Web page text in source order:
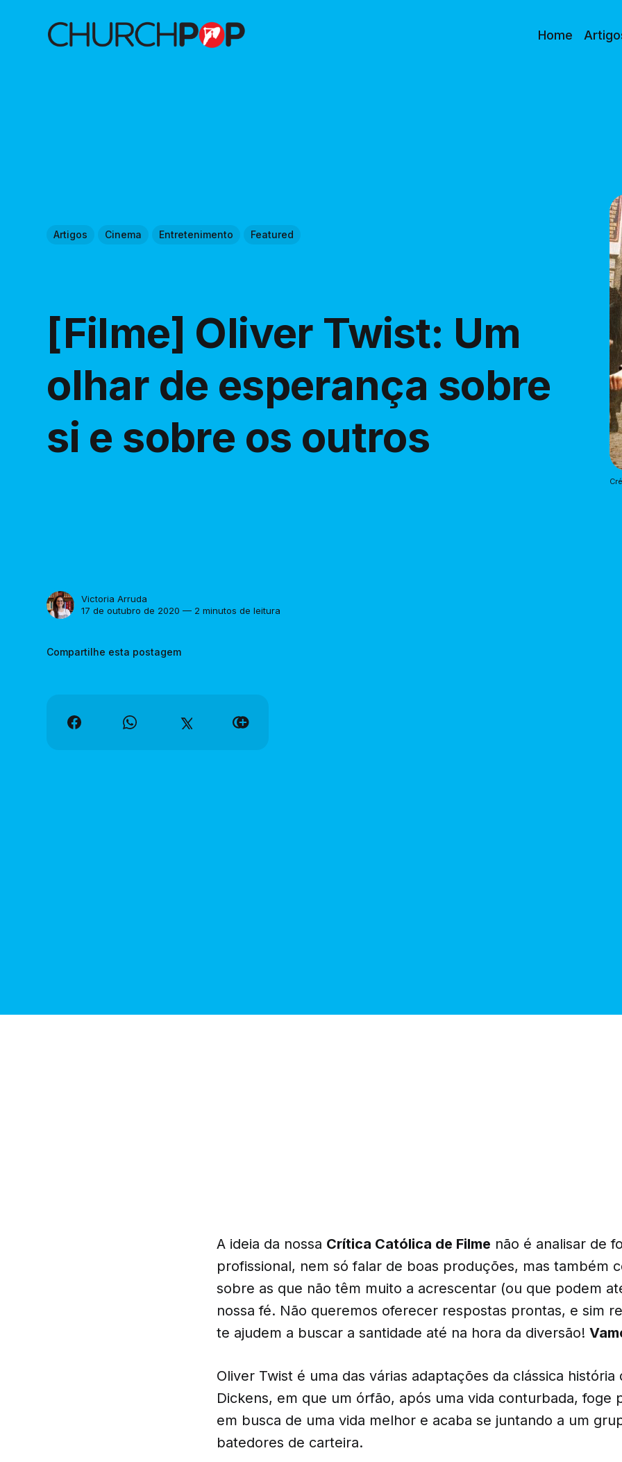
Home
Artigos Cinema Entretenimento Featured
[Filme] Oliver Twist: Um
olhar de esperança sobre
si e sobre os outros
Victoria Arruda
17 de outubro de 2020 — 2 minutos de leitura
Compartilhe esta postagem
A ideia da nossa Crítica Católica de Filme não é analisar de
profissional, nem só falar de boas produções, mas também
sobre as que não têm muito a acrescentar (ou que podem
nossa fé. Não queremos oferecer respostas prontas, e sim
te ajudem a buscar a santidade até na hora da diversão!
Oliver Twist é uma das várias adaptações da clássica história
Dickens, em que um órfão, após uma vida conturbada, foge
em busca de uma vida melhor e acaba se juntando a um
batedores de carteira.